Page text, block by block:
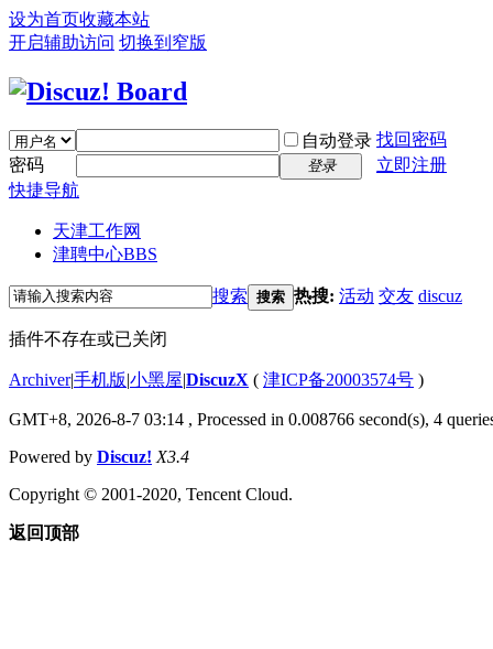
设为首页收藏本站
开启辅助访问 切换到窄版
自动登录 找回密码
密码
登录
立即注册
快捷导航
天津工作网
津聘中心BBS
搜索 搜索 热搜: 活动 交友 discuz
插件不存在或已关闭
Archiver|手机版|小黑屋|DiscuzX ( 津ICP备20003574号 )
GMT+8, 2026-8-7 03:14 , Processed in 0.008766 second(s), 4
Powered by Discuz! X3.4
Copyright © 2001-2020, Tencent Cloud.
返回顶部